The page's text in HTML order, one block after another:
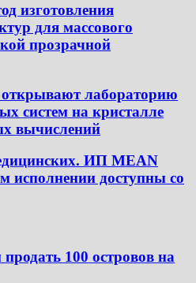
изготовления
для массового
прозрачной
лабораторию
систем на кристалле
вычислений
ИП MEAN
исполнении доступны со
100 островов на